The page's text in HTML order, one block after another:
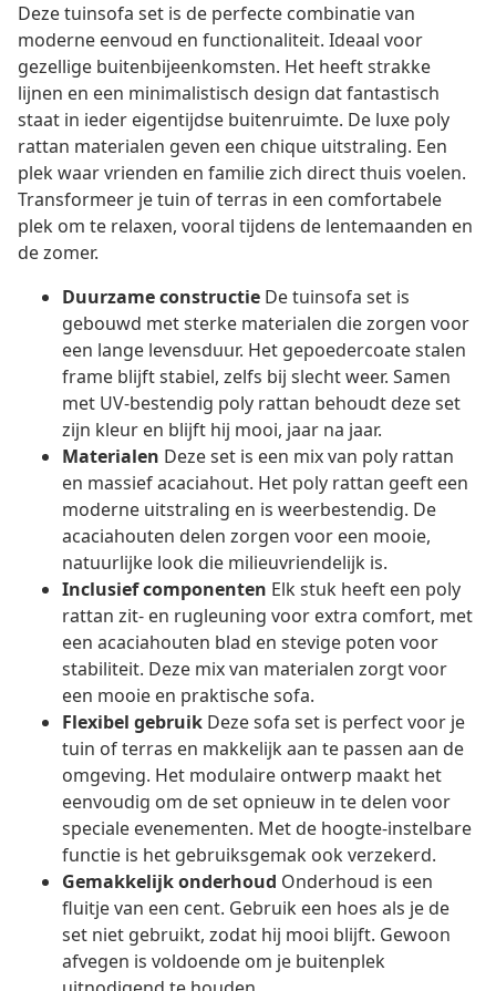
Deze tuinsofa set is de perfecte combinatie van
moderne eenvoud en functionaliteit. Ideaal voor
gezellige buitenbijeenkomsten. Het heeft strakke
lijnen en een minimalistisch design dat fantastisch
staat in ieder eigentijdse buitenruimte. De luxe poly
rattan materialen geven een chique uitstraling. Een
plek waar vrienden en familie zich direct thuis voelen.
Transformeer je tuin of terras in een comfortabele
plek om te relaxen, vooral tijdens de lentemaanden en
de zomer.
Duurzame constructie De tuinsofa set is
gebouwd met sterke materialen die zorgen voor
een lange levensduur. Het gepoedercoate stalen
frame blijft stabiel, zelfs bij slecht weer. Samen
met UV-bestendig poly rattan behoudt deze set
zijn kleur en blijft hij mooi, jaar na jaar.
Materialen Deze set is een mix van poly rattan
en massief acaciahout. Het poly rattan geeft een
moderne uitstraling en is weerbestendig. De
acaciahouten delen zorgen voor een mooie,
natuurlijke look die milieuvriendelijk is.
Inclusief componenten Elk stuk heeft een poly
rattan zit- en rugleuning voor extra comfort, met
een acaciahouten blad en stevige poten voor
stabiliteit. Deze mix van materialen zorgt voor
een mooie en praktische sofa.
Flexibel gebruik Deze sofa set is perfect voor je
tuin of terras en makkelijk aan te passen aan de
omgeving. Het modulaire ontwerp maakt het
eenvoudig om de set opnieuw in te delen voor
speciale evenementen. Met de hoogte-instelbare
functie is het gebruiksgemak ook verzekerd.
Gemakkelijk onderhoud Onderhoud is een
fluitje van een cent. Gebruik een hoes als je de
set niet gebruikt, zodat hij mooi blijft. Gewoon
afvegen is voldoende om je buitenplek